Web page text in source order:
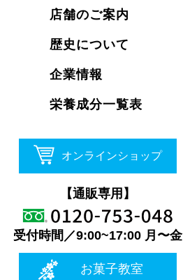
店舗のご案内
歴史について
企業情報
栄養成分一覧表
オンラインショップ
【通販専用】
受付時間／9:00~17:00 月〜金
お菓子教室